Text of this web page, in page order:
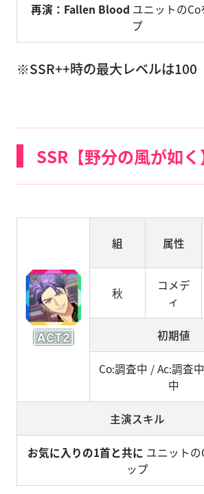
再演：Fallen Blood ユニットのCo
プ
※SSR++時の最大レベルは100
SSR【野分の風が如
組 属性
秋
コメデ
ィ
初期値
Co:調査中 / Ac:調査
中
主演スキル
お気に入りの1首と共に ユニット
ップ